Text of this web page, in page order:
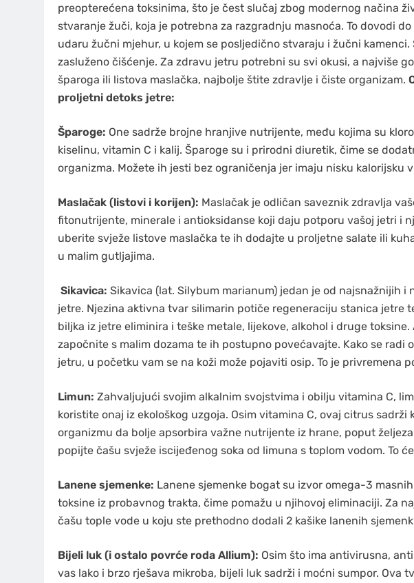
preopterećena toksinima, što je čest slučaj zbog modernog načina
stvaranje žuči, koja je potrebna za razgradnju masnoća. To dovodi
udaru žučni mjehur, u kojem se posljedično stvaraju i žučni
zasluženo čišćenje. Za zdravu jetru potrebni su svi okusi, a najviše
šparoga ili listova maslačka, najbolje štite zdravlje i čiste organizam.
proljetni detoks jetre:
Šparoge: One sadrže brojne hranjive nutrijente, među kojima su
kiselinu, vitamin C i kalij. Šparoge su i prirodni diuretik, čime se
organizma. Možete ih jesti bez ograničenja jer imaju nisku kalorijsku
Maslačak (listovi i korijen): Maslačak je odličan saveznik zdravlja
fitonutrijente, minerale i antioksidanse koji daju potporu vašoj jetri i
uberite svježe listove maslačka te ih dodajte u proljetne salate ili
u malim gutljajima.
Sikavica: Sikavica (lat. Silybum marianum) jedan je od najsnažnijih
jetre. Njezina aktivna tvar silimarin potiče regeneraciju stanica jetre
biljka iz jetre eliminira i teške metale, lijekove, alkohol i druge
započnite s malim dozama te ih postupno povećavajte. Kako se radi
jetru, u početku vam se na koži može pojaviti osip. To je privremena
Limun: Zahvaljujući svojim alkalnim svojstvima i obilju vitamina C,
koristite onaj iz ekološkog uzgoja. Osim vitamina C, ovaj citrus sadrži
organizmu da bolje apsorbira važne nutrijente iz hrane, poput
popijte čašu svježe iscijeđenog soka od limuna s toplom vodom. To
Lanene sjemenke: Lanene sjemenke bogat su izvor omega-3
toksine iz probavnog trakta, čime pomažu u njihovoj eliminaciji. Za
čašu tople vode u koju ste prethodno dodali 2 kašike lanenih
Bijeli luk (i ostalo povrće roda Allium): Osim što ima antivirusna,
vas lako i brzo rješava mikroba, bijeli luk sadrži i moćni sumpor. Ova